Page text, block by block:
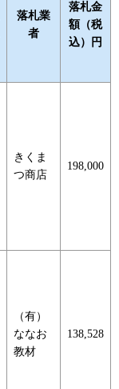
落札業
者
落札金
額（税
込）円
きくま
つ商店
198,000
（有）
ななお
教材
138,528